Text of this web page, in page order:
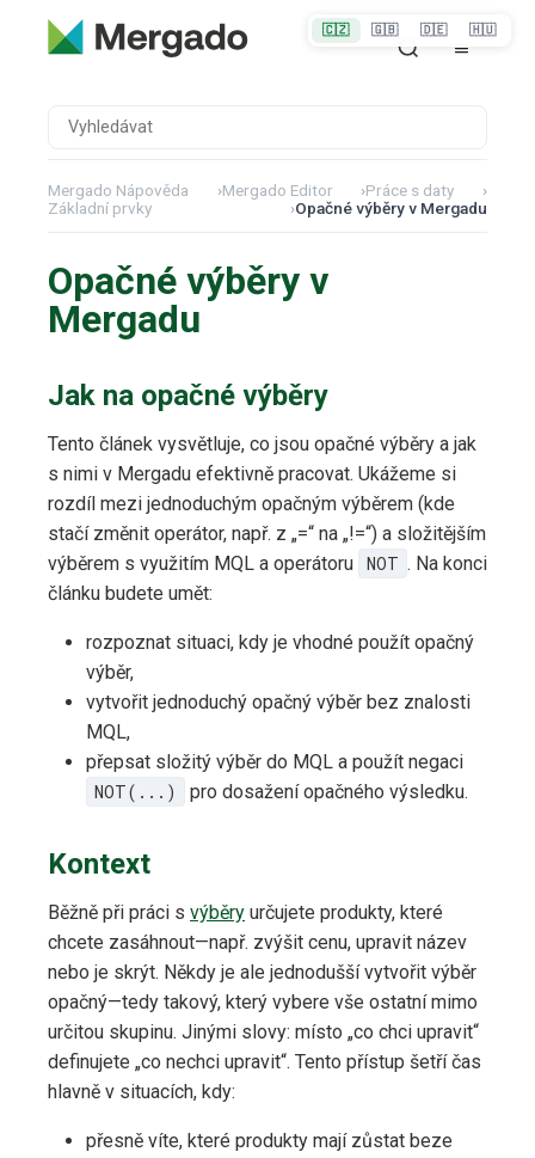
Mergado Nápověda ›Mergado Editor ›Práce s daty
›
Základní prvky
›Opačné výběry v Mergadu
Opačné výběry v
Mergadu
Jak na opačné výběry
Tento článek vysvětluje, co jsou opačné výběry a jak
s nimi v Mergadu efektivně pracovat. Ukážeme si
rozdíl mezi jednoduchým opačným výběrem (kde
stačí změnit operátor, např. z „=“ na „!=“) a složitějším
výběrem s využitím MQL a operátoru NOT . Na konci
článku budete umět:
rozpoznat situaci, kdy je vhodné použít opačný
výběr,
vytvořit jednoduchý opačný výběr bez znalosti
MQL,
přepsat složitý výběr do MQL a použít negaci
NOT(...)
pro dosažení opačného výsledku.
Kontext
Běžně při práci s výběry určujete produkty, které
chcete zasáhnout—např. zvýšit cenu, upravit název
nebo je skrýt. Někdy je ale jednodušší vytvořit výběr
opačný—tedy takový, který vybere vše ostatní mimo
určitou skupinu. Jinými slovy: místo „co chci upravit“
definujete „co nechci upravit“. Tento přístup šetří čas
hlavně v situacích, kdy:
přesně víte, které produkty mají zůstat beze
🇨🇿 🇬🇧 🇩🇪 🇭🇺